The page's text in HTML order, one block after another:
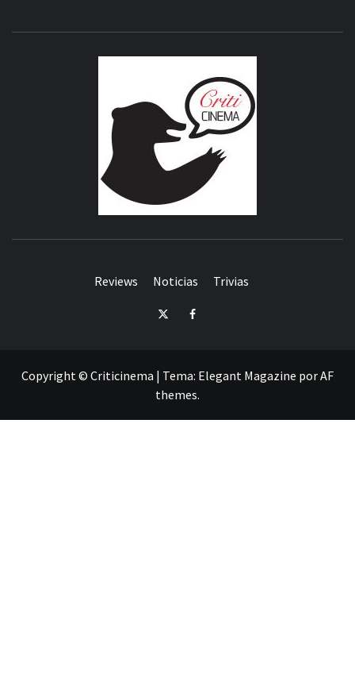
Reviews Noticias Trivias
TwitterFacebook
Copyright © Criticinema | Tema: Elegant Magazine porAF
themes.